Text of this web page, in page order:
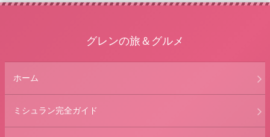
グレンの旅＆グルメ
ホーム
ミシュラン完全ガイド